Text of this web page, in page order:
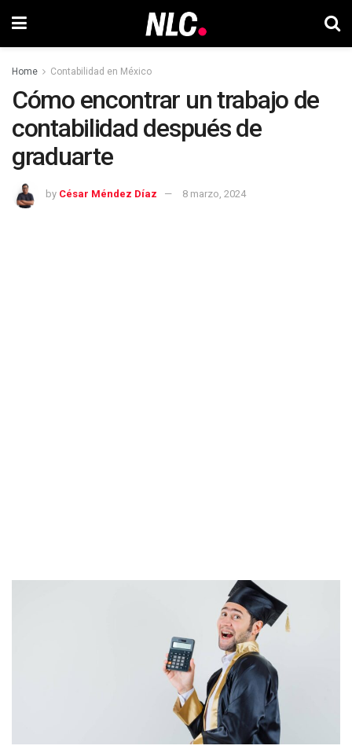
Home Contabilidad en México
Cómo encontrar un trabajo de
contabilidad después de
graduarte
by César Méndez Díaz 8 marzo, 2024